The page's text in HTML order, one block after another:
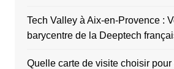
Tech Valley à Aix-en-Provence :
barycentre de la Deeptech
Quelle carte de visite choisir pour